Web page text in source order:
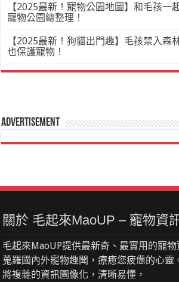
【2025最新！寵物公園地圖】和毛孩一
寵物公園總整理！
【2025最新！狗貓出門趣】毛孩禁入森
也保護寵物！
Advertisement
關於 毛起來MaoUP – 寵物資
毛起來MaoUP提供最新奇、最實用的寵物
蒐羅國內外寵物趣聞，療癒您疲憊的心靈
將複雜的資訊圖像化，清晰易懂，